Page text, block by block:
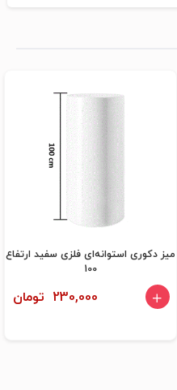
میز دکوری استوانه‌ای فلزی سفید ارتفاع
100
230,000 تومان